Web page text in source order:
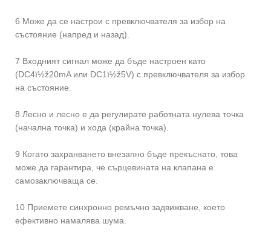
6 Може да се настрои с превключвателя за избор на
състояние (напред и назад).
7 Входният сигнал може да бъде настроен като
(DC4ï½ž20mA или DC1ï½ž5V) с превключвателя за избор
на състояние.
8 Лесно и лесно е да регулирате работната нулева точка
(начална точка) и хода (крайна точка).
9 Когато захранването внезапно бъде прекъснато, това
може да гарантира, че сърцевината на клапана е
самозаключваща се.
10 Приемете синхронно ремъчно задвижване, което
ефективно намалява шума.